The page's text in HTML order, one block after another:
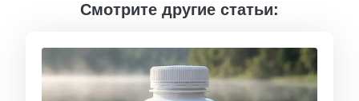
Смотрите другие статьи: